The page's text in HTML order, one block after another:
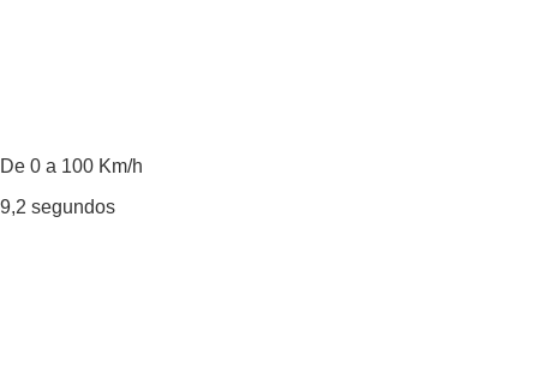
De 0 a 100 Km/h
9,2 segundos